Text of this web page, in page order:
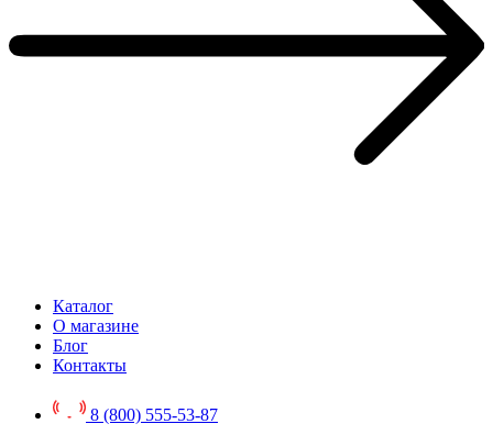
Каталог
О магазине
Блог
Контакты
8 (800) 555-53-87